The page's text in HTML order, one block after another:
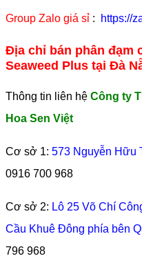
Group Zalo giá sỉ : https://
Địa chỉ bán phân đạm
Seaweed Plus tại Đà
Thông tin liên hệ Công ty
Hoa Sen Việt
Cơ sở 1: 573 Nguyễn Hữu
0916 700 968
Cơ sở 2: Lô 25 Võ Chí
Cầu Khuê Đông phía bên
796 968